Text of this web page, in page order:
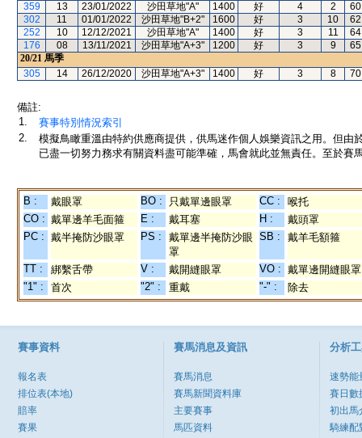
359
13 23/01/2022 沙田草地"A" 1400 好 4 2
60
302
11 01/01/2022 沙田草地"B+2" 1600 好 3 10
62
252
10 12/12/2021 沙田草地"A" 1400 好 3 11
64
176
08 13/11/2021 沙田草地"A+3" 1200 好 3 9
65
20/21 馬季
305
14 26/12/2020 沙田草地"A+3" 1400 好 3 8 70
備註:
1.
賽事特別情況索引
2.
模擬鳥瞰重溫由特約供應商提供，供馬迷作個人娛樂資訊之用。但
已盡一切努力務求有關資料盡可能準確，馬會就此並無責任。至於賽
B : 戴眼罩 BO : 只戴單邊眼罩 CC :
喉托
CO : 戴單邊羊毛面箍 E : 戴耳塞 H :
戴頭罩
PC : 戴半掩防沙眼罩 PS :
戴單邊半掩防沙眼
罩
SB : 戴羊毛額箍
TT : 綁繫舌帶 V : 戴開縫眼罩 VO : 戴單邊開縫眼罩
"1" :
首次 "2" : 重戴 "-" : 除去
賽事資料
報名表
排位表(本地)
賠率
賽果
賽馬消息及資訊
賽馬消息
賽馬新聞資料庫
主要賽事
馬匹資料
分析
速勢能
賽日數
初出馬
騎練配